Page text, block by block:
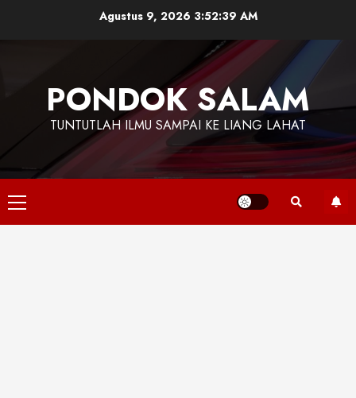
Agustus 9, 2026 3:52:40 AM
PONDOK SALAM
TUNTUTLAH ILMU SAMPAI KE LIANG LAHAT
Primary
Menu